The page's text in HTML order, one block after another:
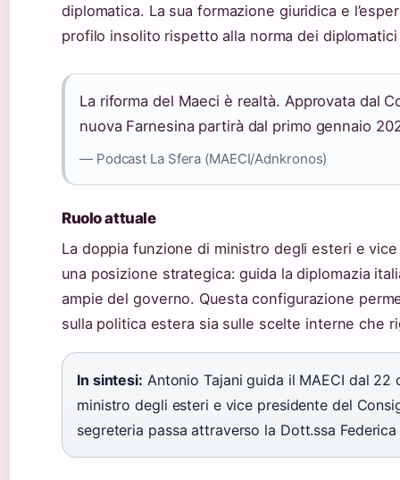
diplomatica. La sua formazione giuridica e
profilo insolito rispetto alla norma dei
La riforma del Maeci è realtà. Approvata dal
nuova Farnesina partirà dal primo gennaio
— Podcast La Sfera (MAECI/Adnkronos)
Ruolo attuale
La doppia funzione di ministro degli esteri e
una posizione strategica: guida la diplomazia
ampie del governo. Questa configurazione
sulla politica estera sia sulle scelte interne che
In sintesi: Antonio Tajani guida il MAECI dal
ministro degli esteri e vice presidente del
segreteria passa attraverso la Dott.ssa Federica